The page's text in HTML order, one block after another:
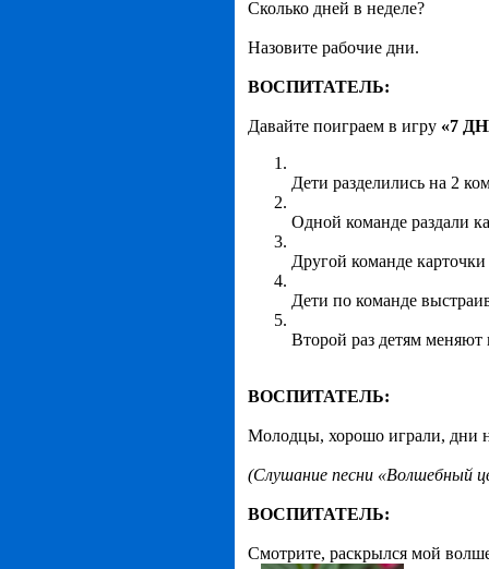
Сколько дней в неделе?
Назовите рабочие дни.
ВОСПИТАТЕЛЬ:
Давайте поиграем в игру «7
Дети разделились на 2
Одной команде раздали
Другой команде
Дети по команде
Второй раз детям меняют
ВОСПИТАТЕЛЬ:
Молодцы, хорошо играли, дни
(Слушание песни «Волшебный
ВОСПИТАТЕЛЬ:
Смотрите, раскрылся мой